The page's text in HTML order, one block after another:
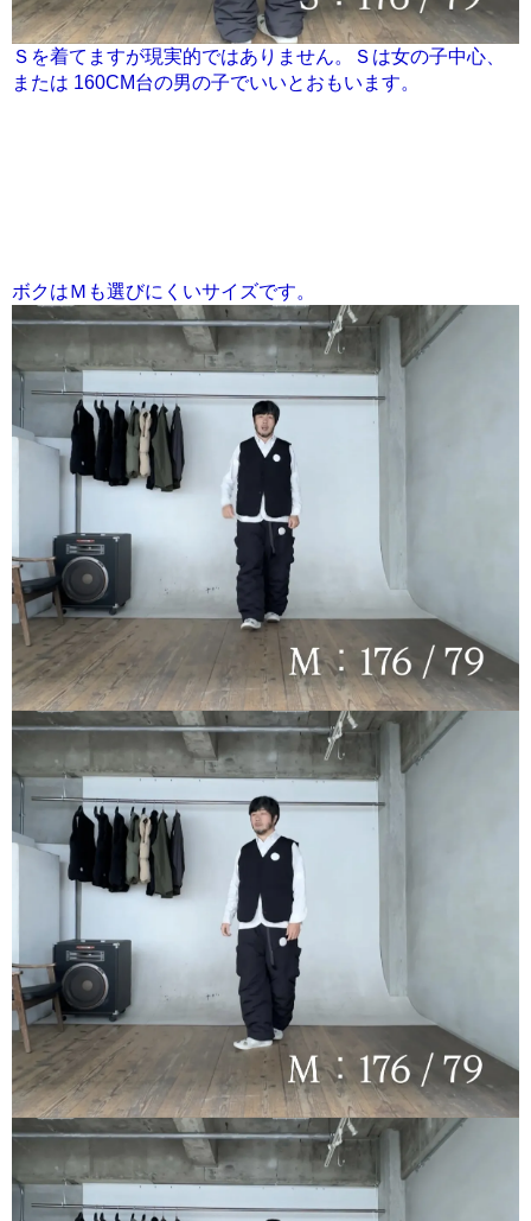
Ｓを着てますが現実的ではありません。Ｓは女の子中心、
または 160CM台の男の子でいいとおもいます。
ボクはＭも選びにくいサイズです。